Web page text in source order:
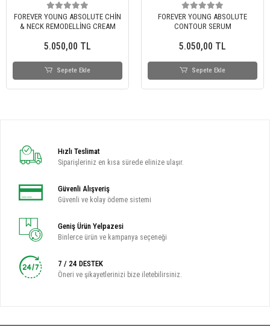
FOREVER YOUNG ABSOLUTE CHİN
& NECK REMODELLİNG CREAM
5.050,00 TL
Sepete Ekle
FOREVER YOUNG ABSOLUTE
CONTOUR SERUM
5.050,00 TL
Sepete Ekle
Hızlı Teslimat
Siparişleriniz en kısa sürede elinize ulaşır.
Güvenli Alışveriş
Güvenli ve kolay ödeme sistemi
Geniş Ürün Yelpazesi
Binlerce ürün ve kampanya seçeneği
7 / 24 DESTEK
Öneri ve şikayetlerinizi bize iletebilirsiniz.